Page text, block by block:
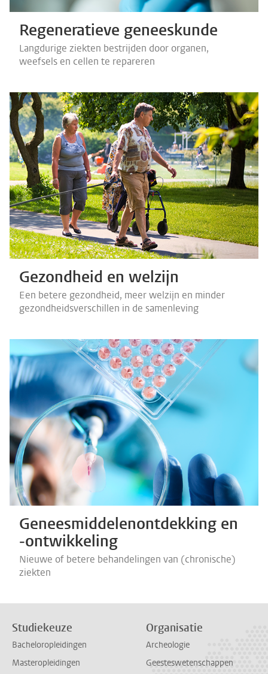
Regeneratieve geneeskunde
Langdurige ziekten bestrijden door organen,
weefsels en cellen te repareren
Gezondheid en welzijn
Een betere gezondheid, meer welzijn en minder
gezondheidsverschillen in de samenleving
Geneesmiddelen­ontdekking en
‑ontwikkeling
Nieuwe of betere behandelingen van (chronische)
ziekten
Studiekeuze
Bacheloropleidingen
Masteropleidingen
Organisatie
Archeologie
Geesteswetenschappen